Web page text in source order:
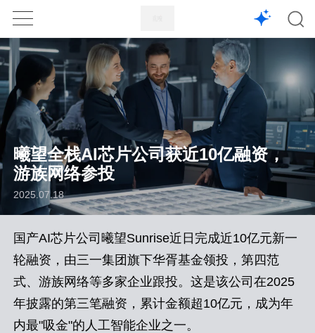
1X
曦望全栈AI芯片公司获近10亿融资，
游族网络参投
2025.07.18
国产AI芯片公司曦望Sunrise近日完成近10亿元新一
轮融资，由三一集团旗下华胥基金领投，第四范
式、游族网络等多家企业跟投。这是该公司在2025
年披露的第三笔融资，累计金额超10亿元，成为年
内最"吸金"的人工智能企业之一。